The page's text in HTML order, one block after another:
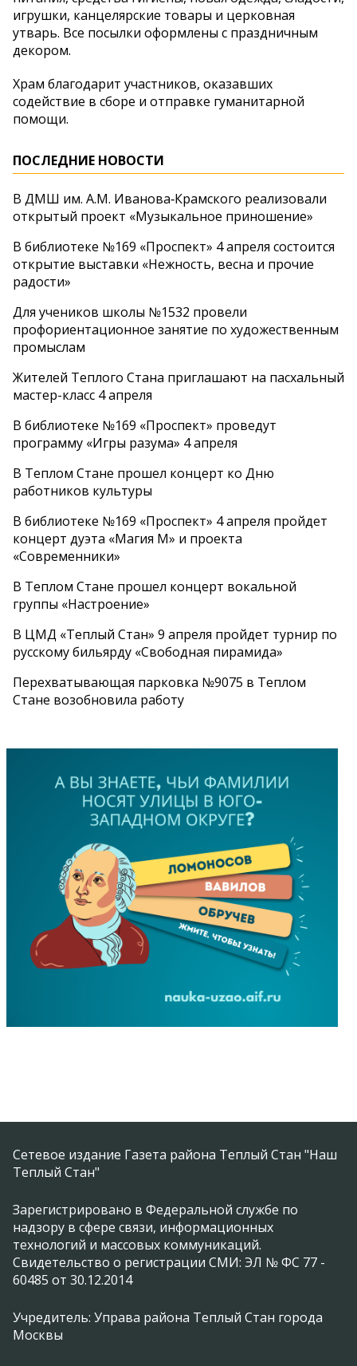
игрушки, канцелярские товары и церковная
утварь. Все посылки оформлены с праздничным
декором.
Храм благодарит участников, оказавших
содействие в сборе и отправке гуманитарной
помощи.
ПОСЛЕДНИЕ НОВОСТИ
В ДМШ им. А.М. Иванова‑Крамского реализовали
открытый проект «Музыкальное приношение»
В библиотеке №169 «Проспект» 4 апреля состоится
открытие выставки «Нежность, весна и прочие
радости»
Для учеников школы №1532 провели
профориентационное занятие по художественным
промыслам
Жителей Теплого Стана приглашают на пасхальный
мастер-класс 4 апреля
В библиотеке №169 «Проспект» проведут
программу «Игры разума» 4 апреля
В Теплом Стане прошел концерт ко Дню
работников культуры
В библиотеке №169 «Проспект» 4 апреля пройдет
концерт дуэта «Магия М» и проекта
«Современники»
В Теплом Стане прошел концерт вокальной
группы «Настроение»
В ЦМД «Теплый Стан» 9 апреля пройдет турнир по
русскому бильярду «Свободная пирамида»
Перехватывающая парковка №9075 в Теплом
Стане возобновила работу
Сетевое издание Газета района Теплый Стан "Наш
Теплый Стан"
Зарегистрировано в Федеральной службе по
надзору в сфере связи, информационных
технологий и массовых коммуникаций.
Свидетельство о регистрации СМИ: ЭЛ № ФС 77 -
60485 от 30.12.2014
Учредитель: Управа района Теплый Стан города
Москвы